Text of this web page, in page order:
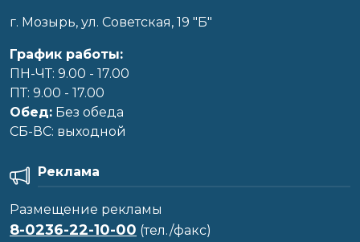
г. Мозырь, ул. Советская, 19 "Б"
График работы:
ПН-ЧТ: 9.00 - 17.00
ПТ: 9.00 - 17.00
Обед: Без обеда
CБ-ВС: выходной
Реклама
Размещение рекламы
8-0236-22-10-00 (тел./факс)